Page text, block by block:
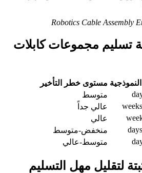
Robotics Cable Assembly
تسليم مجموعات كابلات
النموذجية مستوى خطر التأخير
متوسط
عالي جداً
عالي
منخفض-متوسط
متوسط-عالي